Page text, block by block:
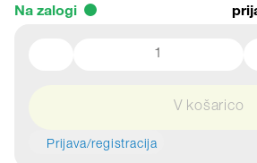
Na zalogi
V košarico
Prijava/registracija